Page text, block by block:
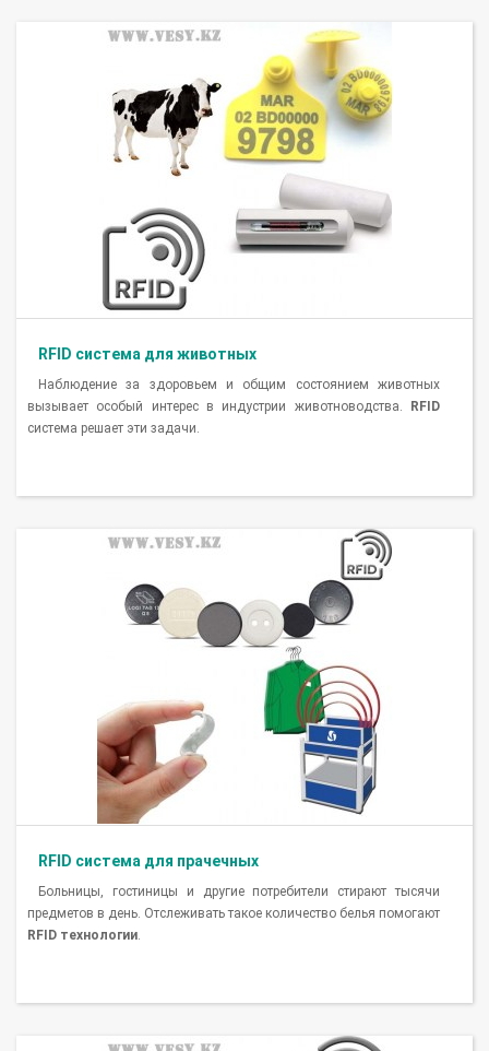
RFID система для животных
Наблюдение за здоровьем и общим состоянием животных
вызывает особый интерес в индустрии животноводства.
RFID
система решает эти задачи.
RFID система для прачечных
Больницы, гостиницы и другие потребители стирают тысячи
предметов в день. Отслеживать такое количество белья помогают
RFID технологии.